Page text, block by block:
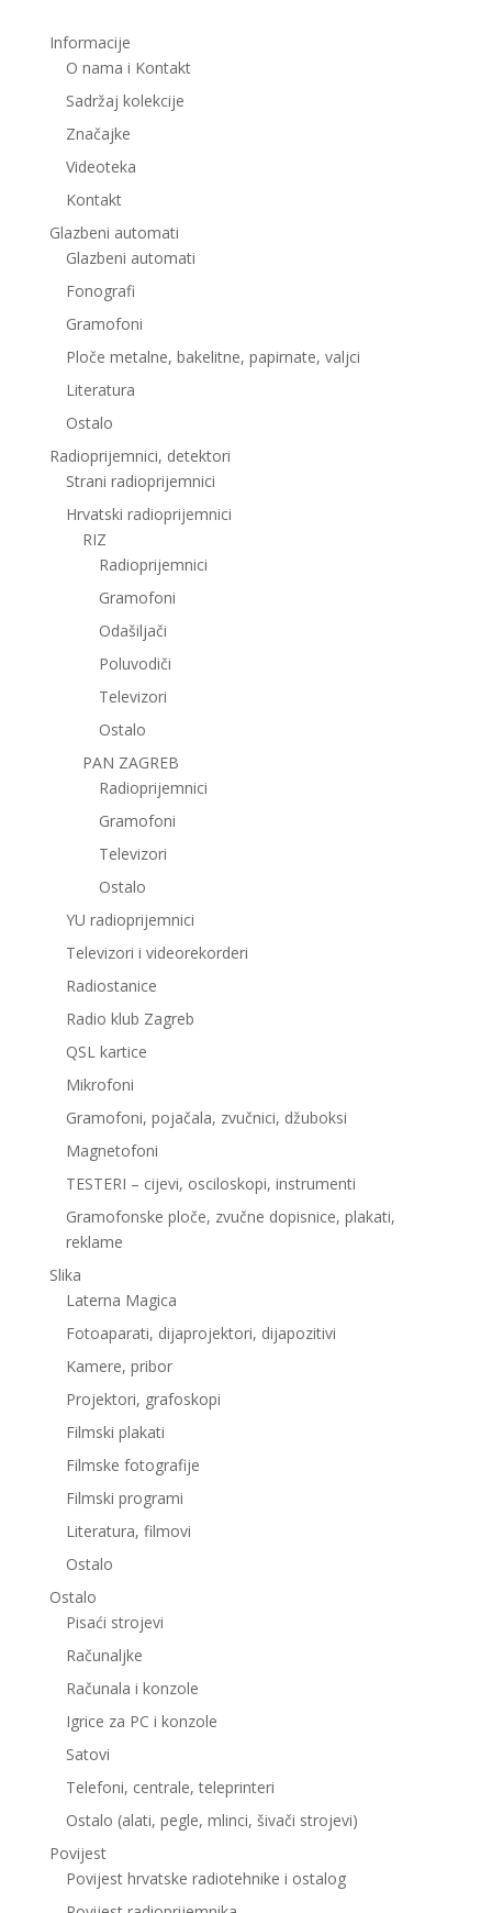
Informacije
O nama i Kontakt
Sadržaj kolekcije
Značajke
Videoteka
Kontakt
Glazbeni automati
Glazbeni automati
Fonografi
Gramofoni
Ploče metalne, bakelitne, papirnate, valjci
Literatura
Ostalo
Radioprijemnici, detektori
Strani radioprijemnici
Hrvatski radioprijemnici
RIZ
Radioprijemnici
Gramofoni
Odašiljači
Poluvodiči
Televizori
Ostalo
PAN ZAGREB
Radioprijemnici
Gramofoni
Televizori
Ostalo
YU radioprijemnici
Televizori i videorekorderi
Radiostanice
Radio klub Zagreb
QSL kartice
Mikrofoni
Gramofoni, pojačala, zvučnici, džuboksi
Magnetofoni
TESTERI – cijevi, osciloskopi, instrumenti
Gramofonske ploče, zvučne dopisnice, plakati,
reklame
Slika
Laterna Magica
Fotoaparati, dijaprojektori, dijapozitivi
Kamere, pribor
Projektori, grafoskopi
Filmski plakati
Filmske fotografije
Filmski programi
Literatura, filmovi
Ostalo
Ostalo
Pisaći strojevi
Računaljke
Računala i konzole
Igrice za PC i konzole
Satovi
Telefoni, centrale, teleprinteri
Ostalo (alati, pegle, mlinci, šivači strojevi)
Povijest
Povijest hrvatske radiotehnike i ostalog